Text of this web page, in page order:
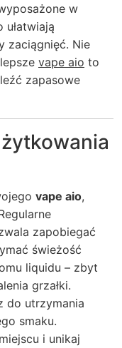
w
zaciągnięć. Nie
vape aio to
zapasowe
vape aio,
zapobiegać
świeżość
liquidu – zbyt
grzałki.
do utrzymania
smaku.
i unikaj